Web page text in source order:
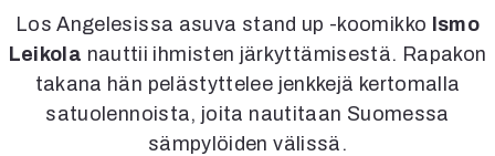
Oulu2026
Näyttelyt
Musiikki
Levyt
Kuvataide
Los Angelesissa asuva stand up -koomikko Ismo
Leikola nauttii ihmisten järkyttämisestä. Rapakon
takana hän pelästyttelee jenkkejä kertomalla
satuolennoista, joita nautitaan Suomessa
sämpylöiden välissä.